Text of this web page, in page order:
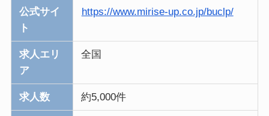
公式サイ
ト
https://www.mirise-up.co.jp/buclp/
求人エリ
ア
全国
求人数 約5,000件